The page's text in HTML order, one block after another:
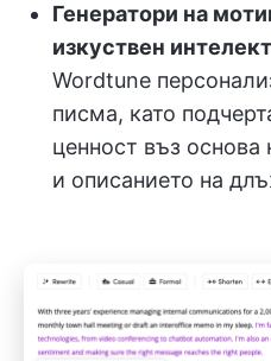
Генератори на
изкуствен
Wordtune
писма, като
ценност въз основа
и описанието на